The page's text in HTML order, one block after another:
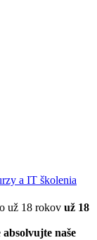
už 18
absolvujte naše